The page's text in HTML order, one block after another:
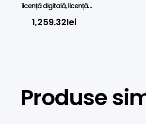
licență digitală, licență
perpetuă
1,259.32lei
Produse